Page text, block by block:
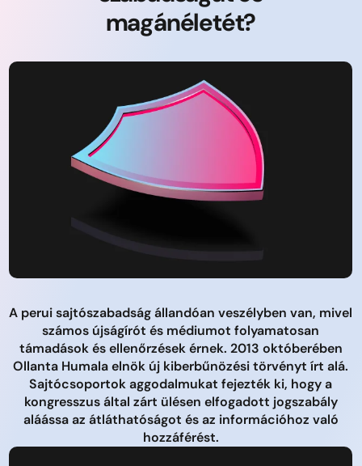
magánéletét?
A perui sajtószabadság állandóan veszélyben van, mivel
számos újságírót és médiumot folyamatosan
támadások és ellenőrzések érnek. 2013 októberében
Ollanta Humala elnök új kiberbűnözési törvényt írt alá.
Sajtócsoportok aggodalmukat fejezték ki, hogy a
kongresszus által zárt ülésen elfogadott jogszabály
aláássa az átláthatóságot és az információhoz való
hozzáférést.